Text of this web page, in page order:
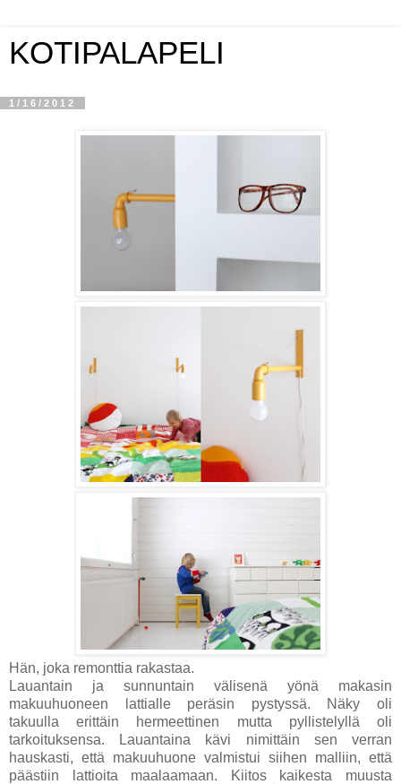
KOTIPALAPELI
1/16/2012
Hän, joka remonttia rakastaa.
Lauantain ja sunnuntain välisenä yönä makasin
makuuhuoneen lattialle peräsin pystyssä. Näky oli
takuulla erittäin hermeettinen mutta pyllistelyllä oli
tarkoituksensa. Lauantaina kävi nimittäin sen verran
hauskasti, että makuuhuone valmistui siihen malliin, että
päästiin lattioita maalaamaan. Kiitos kaikesta muusta